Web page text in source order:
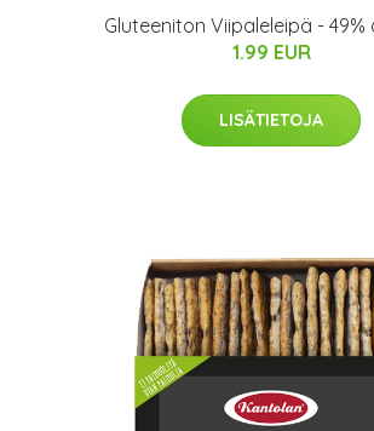
Gluteeniton Viipaleleipä - 49%
1.99 EUR
LISÄTIETOJA